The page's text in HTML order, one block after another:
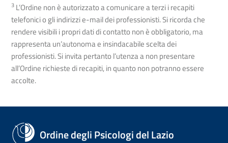
3 L’Ordine non è autorizzato a comunicare a terzi i recapiti
telefonici o gli indirizzi e-mail dei professionisti. Si ricorda che
rendere visibili i propri dati di contatto non è obbligatorio, ma
rappresenta un’autonoma e insindacabile scelta dei
professionisti. Si invita pertanto l’utenza a non presentare
all’Ordine richieste di recapiti, in quanto non potranno essere
accolte.
Ordine degli Psicologi del Lazio